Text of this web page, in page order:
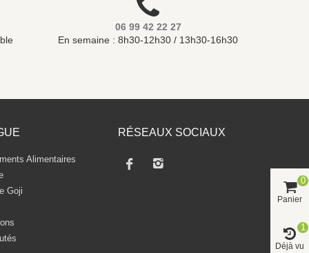
06 99 42 22 27
En semaine : 8h30-12h30 / 13h30-16h30
Alimentaires
Goji
RÉSEAUX SOCIAUX
Panier
0
Déjà vu
1